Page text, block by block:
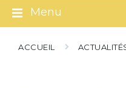
Menu
ACCUEIL